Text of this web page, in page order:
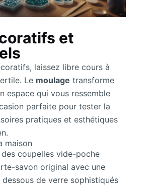
et
laissez libre cours à
Le moulage transforme
espace qui vous ressemble
parfaite pour tester la
pratiques et esthétiques
maison
coupelles vide-poche
savon original avec une
de verre sophistiqués